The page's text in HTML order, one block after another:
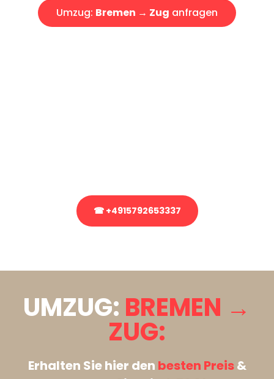
Umzug: Bremen → Zug anfragen
☎ +4915792653337
UMZUG: BREMEN →
ZUG:
Erhalten Sie hier den besten Preis&